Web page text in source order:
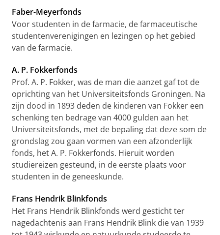
Faber-Meyerfonds
Voor studenten in de farmacie, de farmaceutische
studentenverenigingen en lezingen op het gebied
van de farmacie.
A. P. Fokkerfonds
Prof. A. P. Fokker, was de man die aanzet gaf tot de
oprichting van het Universiteitsfonds Groningen. Na
zijn dood in 1893 deden de kinderen van Fokker een
schenking ten bedrage van 4000 gulden aan het
Universiteitsfonds, met de bepaling dat deze som de
grondslag zou gaan vormen van een afzonderlijk
fonds, het A. P. Fokkerfonds. Hieruit worden
studiereizen gesteund, in de eerste plaats voor
studenten in de geneeskunde.
Frans Hendrik Blinkfonds
Het Frans Hendrik Blinkfonds werd gesticht ter
nagedachtenis aan Frans Hendrik Blink die van 1939